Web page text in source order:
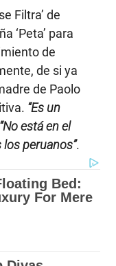
Filtra’ de
‘Peta’ para
de
de si ya
de Paolo
“Es un
“No está en el
peruanos”.